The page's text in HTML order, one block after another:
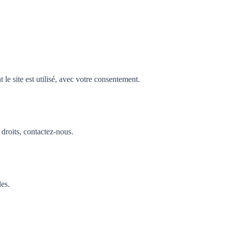
site est utilisé, avec votre consentement.
contactez-nous.